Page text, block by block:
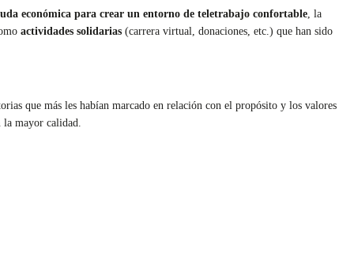
económica para crear un entorno de teletrabajo confortable , la
actividades solidarias (carrera virtual, donaciones, etc.) que han sido
que más les habían marcado en relación con el propósito y los valores
mayor calidad.